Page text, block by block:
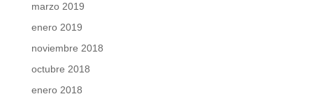
marzo 2019
enero 2019
noviembre 2018
octubre 2018
enero 2018